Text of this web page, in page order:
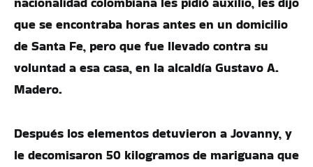
que se encontraba horas antes en un domicilio
de Santa Fe, pero que fue llevado contra su
voluntad a esa casa, en la alcaldía Gustavo A.
Madero.
Después los elementos detuvieron a Jovanny, y
le decomisaron 50 kilogramos de mariguana que